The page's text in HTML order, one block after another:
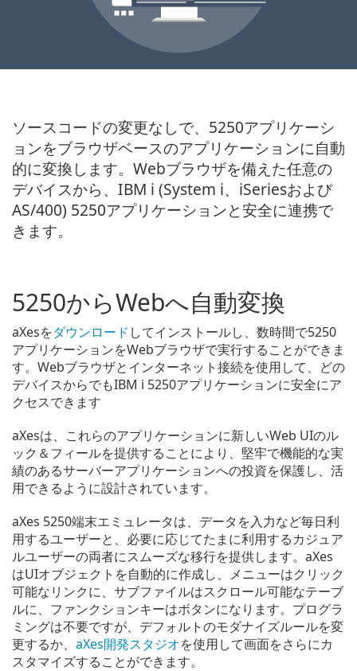
ソースコードの変更なしで、5250アプリケーシ
ョンをブラウザベースのアプリケーションに自動
的に変換します。Webブラウザを備えた任意の
デバイスから、IBM i (System i、iSeriesおよび
AS/400) 5250アプリケーションと安全に連携で
きます。
5250からWebへ自動変換
aXesをダウンロード してインストールし、数時間で5250
アプリケーションをWebブラウザで実行することができま
す。Webブラウザとインターネット接続を使用して、どの
デバイスからでもIBM i 5250アプリケーションに安全にア
クセスできます
aXesは、これらのアプリケーションに新しいWeb UIのル
ック＆フィールを提供することにより、堅牢で機能的な実
績のあるサーバーアプリケーションへの投資を保護し、活
用できるように設計されています。
aXes 5250端末エミュレータは、データを入力など毎日利
用するユーザーと、必要に応じてたまに利用するカジュア
ルユーザーの両者にスムーズな移行を提供します。aXes
はUIオブジェクトを自動的に作成し、メニューはクリック
可能なリンクに、サブファイルはスクロール可能なテーブ
ルに、ファンクションキーはボタンになります。プログラ
ミングは不要ですが、デフォルトのモダナイズルールを変
更するか、 aXes開発スタジオを使用して画面をさらにカ
スタマイズすることができます。